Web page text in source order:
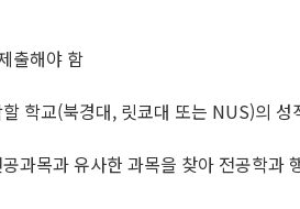
출해야 함
학교(북경대, 릿쿄대 또는 NUS)의 성
목과 유사한 과목을 찾아 전공학과